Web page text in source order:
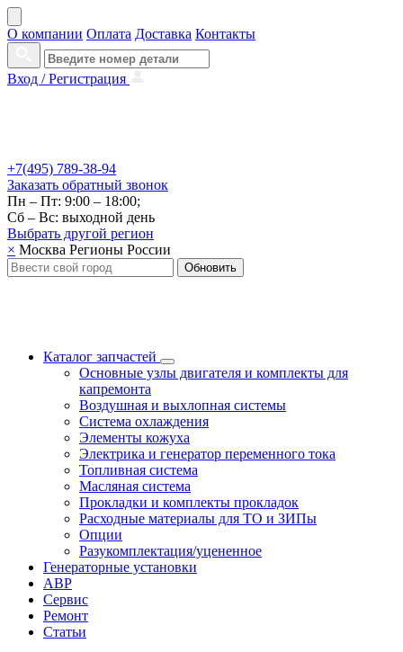
О компании Оплата Доставка Контакты
Вход /Регистрация
+7(495) 789-38-94
Заказать обратный звонок
Пн – Пт: 9:00 – 18:00;
Сб – Вс: выходной день
Выбрать другой регион
× Москва Регионы России
Обновить
Каталог запчастей
Основные узлы двигателя и комплекты для
капремонта
Воздушная и выхлопная системы
Система охлаждения
Элементы кожуха
Электрика и генератор переменного тока
Топливная система
Масляная система
Прокладки и комплекты прокладок
Расходные материалы для ТО и ЗИПы
Опции
Разукомплектация/уцененное
Генераторные установки
АВР
Сервис
Ремонт
Статьи